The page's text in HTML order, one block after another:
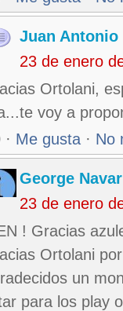
Juan Antonio
23 de enero
Ortolani,
voy a
· Me gusta · No
George
23 de enero
! Gracias
Ortolani
un
para los play